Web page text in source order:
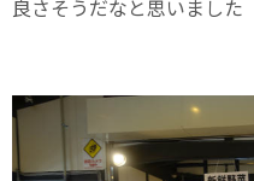
良さそうだなと思いました